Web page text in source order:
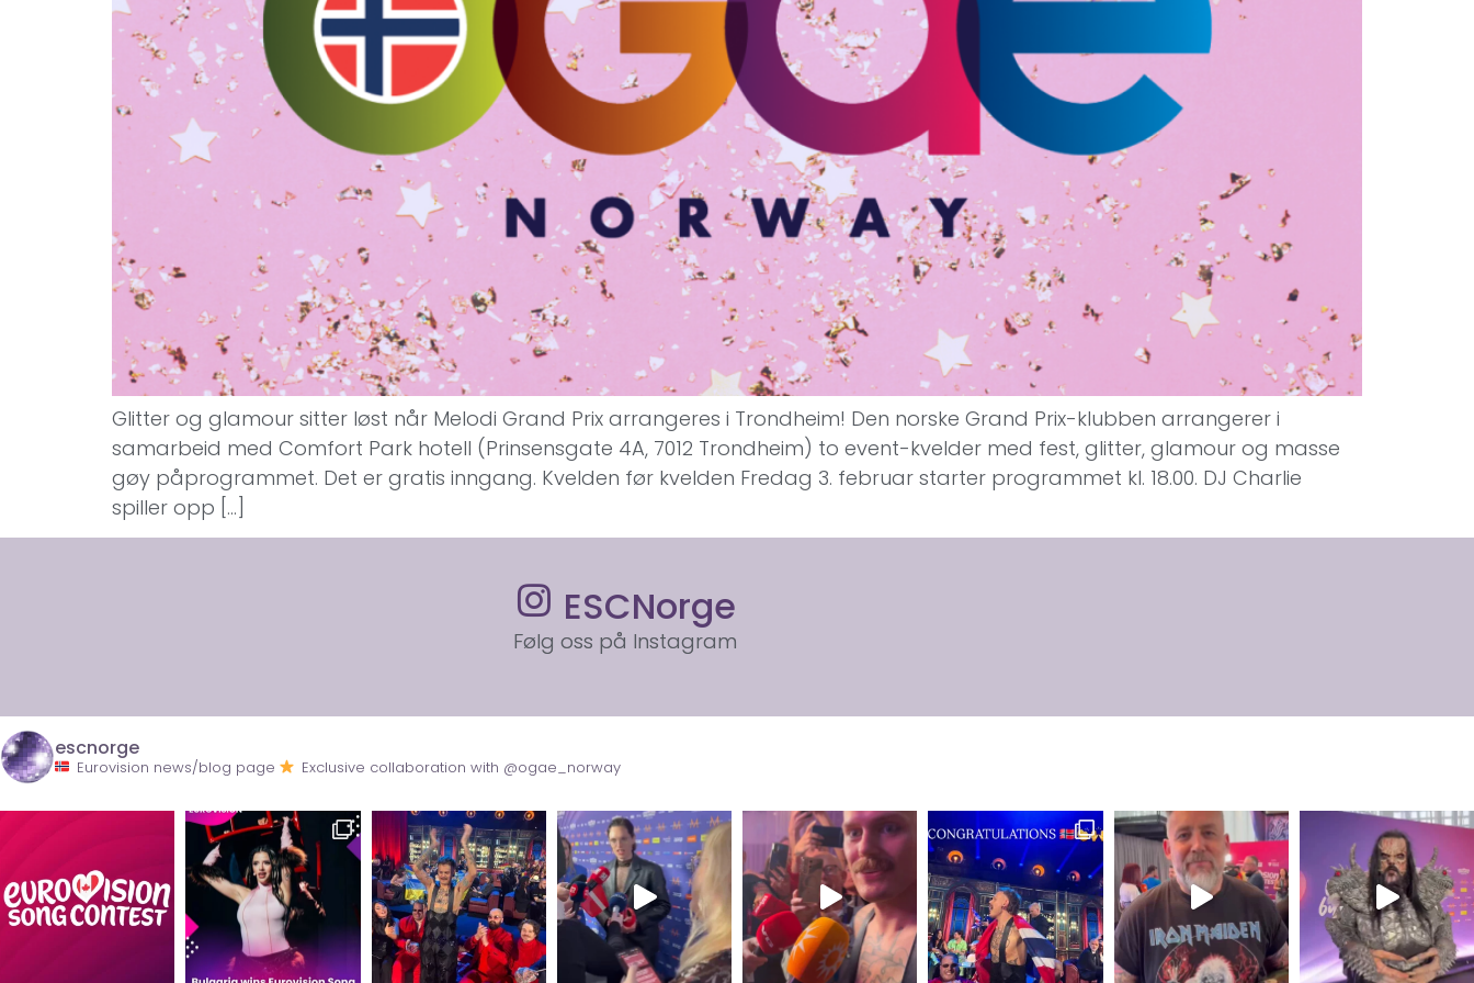
Glitter og glamour sitter løst når Melodi Grand Prix arrangeres i Trondheim! Den norske Grand Prix-klubben arrangerer i
samarbeid med Comfort Park hotell (Prinsensgate 4A, 7012 Trondheim) to event-kvelder med fest, glitter, glamour og masse
gøy påprogrammet. Det er gratis inngang. Kvelden før kvelden Fredag 3. februar starter programmet kl. 18.00. DJ Charlie
spiller opp […]
ESCNorge
Følg oss på Instagram
escnorge
Eurovision news/blog page Exclusive collaboration with @ogae_norway